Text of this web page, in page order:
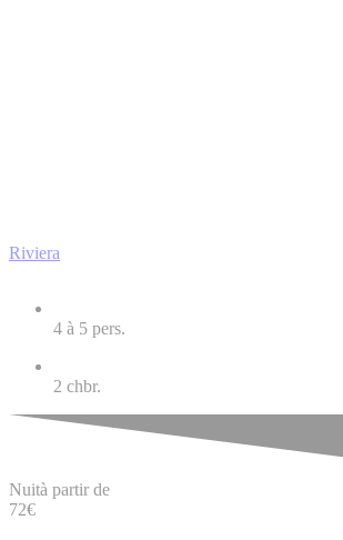
Riviera
4 à 5 pers.
2 chbr.
Nuità partir de
72€